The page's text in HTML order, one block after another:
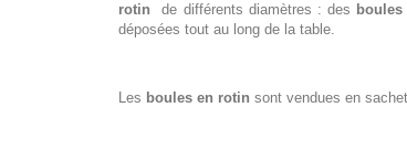
rotin de différents diamètres : des
déposées tout au long de la table.
Les boules en rotin sont vendues en